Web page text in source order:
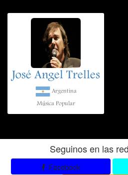
José Angel Trelles
Argentina
Música Popular
Seguinos en las
Facebook